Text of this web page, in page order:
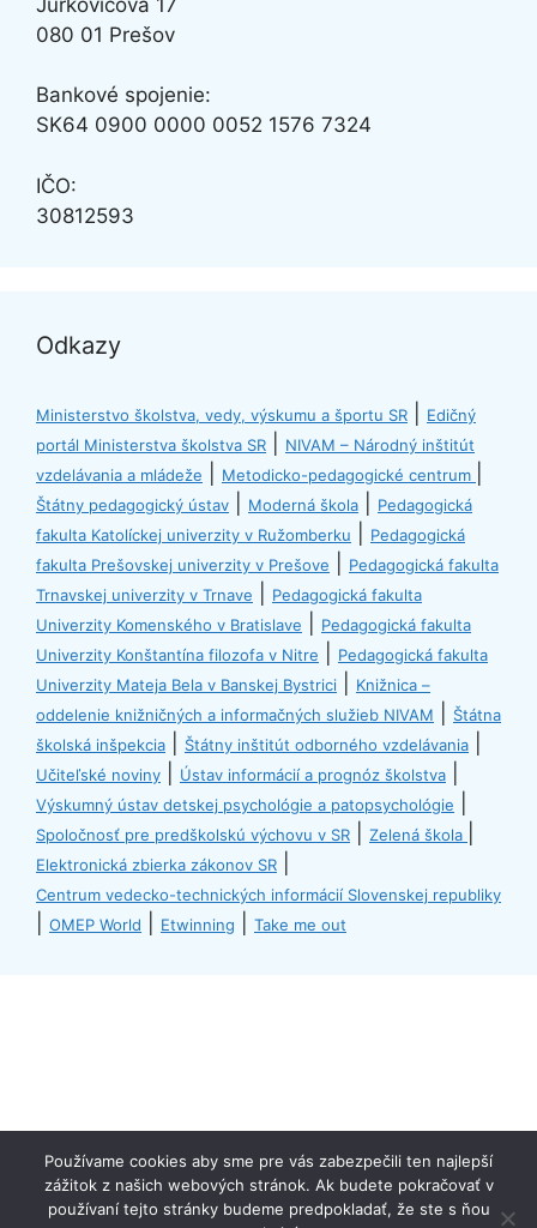
080 01 Prešov
Bankové spojenie:
SK64 0900 0000 0052 1576 7324
IČO:
30812593
Odkazy
Ministerstvo školstva, vedy, výskumu a športu SR
Edičný
portál Ministerstva školstva SR
NIVAM – Národný inštitút
vzdelávania a mládeže
Metodicko-pedagogické centrum
Štátny pedagogický ústav Moderná škola
Pedagogická
fakulta Katolíckej univerzity v Ružomberku
Pedagogická
fakulta Prešovskej univerzity v Prešove
Pedagogická fakulta
Trnavskej univerzity v Trnave
Pedagogická fakulta
Univerzity Komenského v Bratislave
Pedagogická fakulta
Univerzity Konštantína filozofa v Nitre
Pedagogická fakulta
Univerzity Mateja Bela v Banskej Bystrici
Knižnica –
oddelenie knižničných a informačných služieb NIVAM
Štátna
školská inšpekcia
Štátny inštitút odborného vzdelávania
Učiteľské noviny Ústav informácií a prognóz školstva
Výskumný ústav detskej psychológie a patopsychológie
Spoločnosť pre predškolskú výchovu v SR Zelená škola
Elektronická zbierka zákonov SR
Centrum vedecko-technických informácií Slovenskej republiky
OMEP World Etwinning Take me out
spodna lista
Používame cookies aby sme pre vás zabezpečili ten najlepší
zážitok z našich webových stránok. Ak budete pokračovať v
používaní tejto stránky budeme predpokladať, že ste s ňou